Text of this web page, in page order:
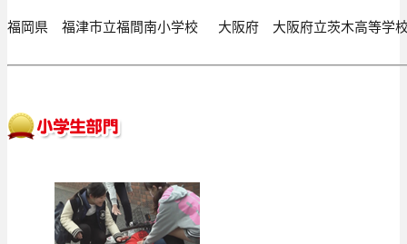
福岡県 福津市立福間南小学校 大阪府 大阪府立茨木高等学